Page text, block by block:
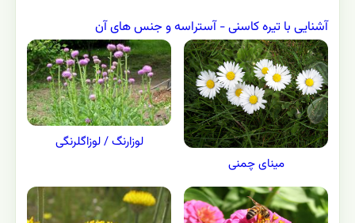
آشنایی با تیره کاسنی - آستراسه و جنس های آن
مینای چمنی
لوزارنگ / لوزاگلرنگی